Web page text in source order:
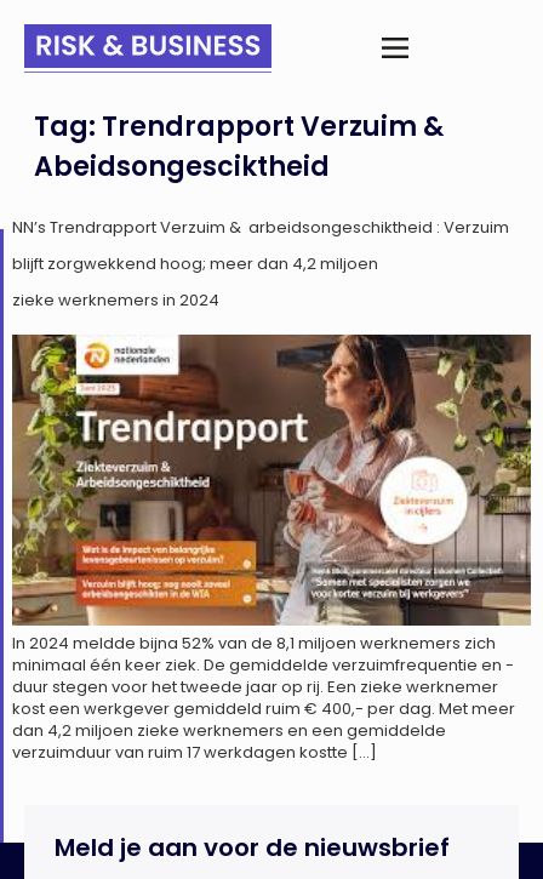
Tag: Trendrapport Verzuim &
Abeidsongesciktheid
NN’s Trendrapport Verzuim & arbeidsongeschiktheid : Verzuim
blijft zorgwekkend hoog; meer dan 4,2 miljoen
zieke werknemers in 2024
In 2024 meldde bijna 52% van de 8,1 miljoen werknemers zich
minimaal één keer ziek. De gemiddelde verzuimfrequentie en -
duur stegen voor het tweede jaar op rij. Een zieke werknemer
kost een werkgever gemiddeld ruim € 400,- per dag. Met meer
dan 4,2 miljoen zieke werknemers en een gemiddelde
verzuimduur van ruim 17 werkdagen kostte […]
Meld je aan voor de nieuwsbrief